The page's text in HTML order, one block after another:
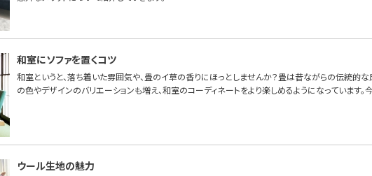
和室にソファを置くコツ
和室というと、落ち着いた雰囲気や、畳のイ草の香りにほっとしませんか？畳は昔ながらの伝統的
の色やデザインのバリエーションも増え、和室のコーディネートをより楽しめるようになっています
ウール生地の魅力